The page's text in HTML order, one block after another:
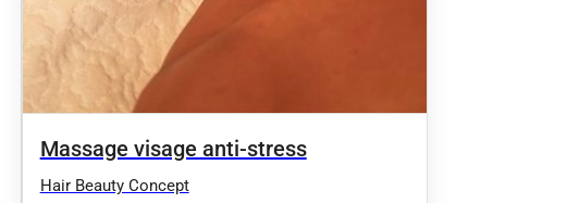
Massage visage anti-stress
Hair Beauty Concept